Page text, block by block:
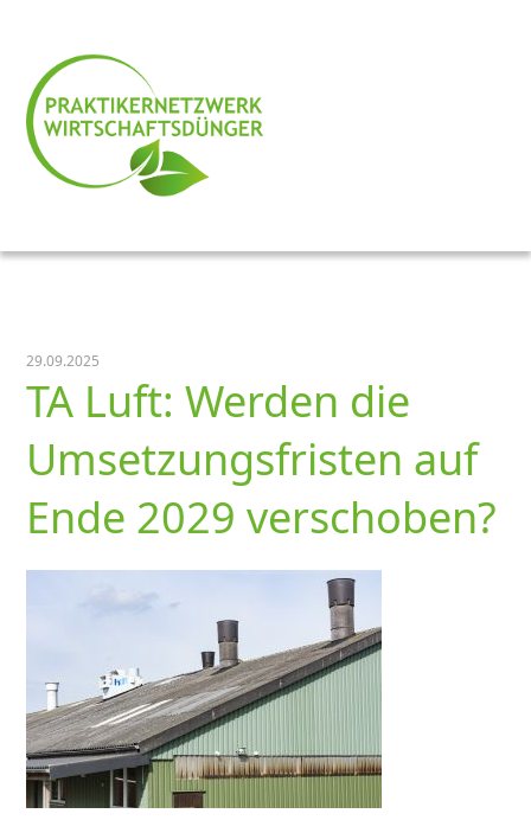
29.09.2025
TA Luft: Werden die
Umsetzungsfristen auf
Ende 2029 verschoben?